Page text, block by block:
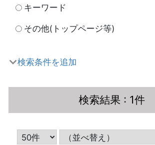
キーワード
その他(トップページ等)
検索条件を追加
検索結果 : 1件